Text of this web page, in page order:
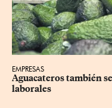
EMPRESAS
Aguacateros también
laborales